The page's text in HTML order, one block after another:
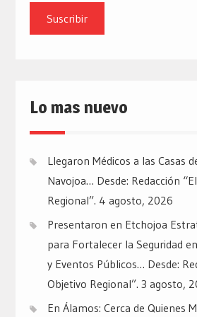
email
Lo mas nuevo
Llegaron Médicos a las Casas
Navojoa… Desde: Redacción
Regional”. 4 agosto, 2026
Presentaron en Etchojoa
para Fortalecer la Seguridad
y Eventos Públicos… Desde:
Objetivo Regional”. 3 agosto,
En Álamos: Cerca de Quienes